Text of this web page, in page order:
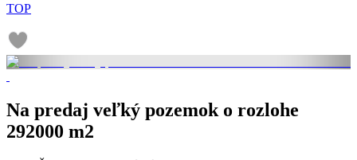
TOP
Na predaj veľký pozemok o rozlohe
292000 m2